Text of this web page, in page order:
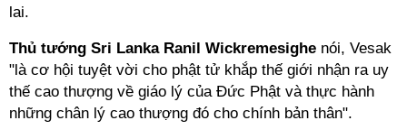
lai.
Thủ tướng Sri Lanka Ranil Wickremesighe nói, Vesak
"là cơ hội tuyệt vời cho phật tử khắp thế giới nhận ra uy
thế cao thượng về giáo lý của Đức Phật và thực hành
những chân lý cao thượng đó cho chính bản thân".